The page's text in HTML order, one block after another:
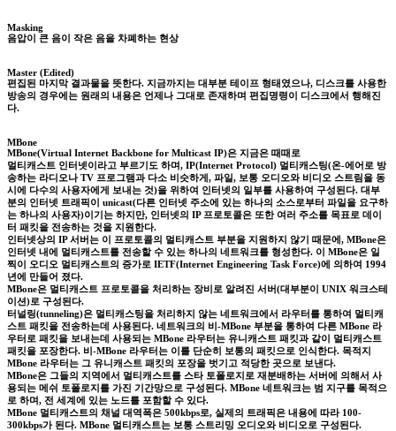
Masking
음압이 큰 음이 작은 음을 차폐하는 현상
Master (Edited)
편집된 마지막 결과물을 뜻한다. 지금까지는 대부분 테이프 형태였으나, 디스크를 사용한
방송의 경우에는 원래의 내용은 언제나 그대로 존재하며 편집명령이 디스크에서 행해진
다.
MBone
MBone(Virtual Internet Backbone for Multicast IP)은 지금은 때때로
멀티캐스트 인터넷이라고 부르기도 하며, IP(Internet Protocol) 멀티캐스팅(온-에어로 방
송하는 라디오나 TV 프로그램과 다소 비슷하게, 파일, 보통 오디오와 비디오 스트림을 동
시에 다수의 사용자에게 보내는 것)을 위하여 인터넷의 일부를 사용하여 구성된다. 대부
분의 인터넷 트래픽이 unicast(다른 인터넷 주소에 있는 하나의 소스로부터 파일을 요구하
는 하나의 사용자)이기는 하지만, 인터넷의 IP 프로토콜은 또한 여러 주소를 목표로 데이
터 패킷을 전송하는 것을 지원한다.
인터넷상의 IP 서버는 이 프로토콜의 멀티캐스트 부분을 지원하지 않기 때문에, MBone은
인터넷 내에 멀티캐스트를 전송할 수 있는 하나의 네트워크를 형성한다. 이 MBone은 일
찍이 오디오 멀티캐스트의 증가로 IETF(Internet Engineering Task Force)에 의하여 1994
년에 만들어 졌다.
MBone은 멀티캐스트 프로토콜을 처리하는 장비로 알려진 서버(대부분이 UNIX 워크스테
이션)로 구성된다.
터널링(tunneling)은 멀티캐스팅을 처리하지 않는 네트워크에서 라우터를 통하여 멀티캐
스트 패킷을 전송하는데 사용된다. 네트워크의 비-MBone 부분을 통하여 다른 MBone 라
우터로 패킷을 보내는데 사용되는 MBone 라우터는 유니캐스트 패킷과 같이 멀티캐스트
패킷을 포장한다. 비-MBone 라우터는 이를 단순히 보통의 패킷으로 인식한다. 목적지
MBone 라우터는 그 유니캐스트 패킷의 포장을 벗기고 적당한 곳으로 보낸다.
MBone은 그들의 지역에서 멀티캐스트를 스타 토폴로지로 재분배하는 서버에 의해서 사
용되는 메쉬 토폴로지를 가진 기간망으로 구성된다. MBone 네트워크는 범 지구를 목적으
로 하며, 전 세계에 있는 노드를 포함할 수 있다.
MBone 멀티캐스트의 채널 대역폭은 500kbps로, 실제의 트래픽은 내용에 따라 100-
300kbps가 된다. MBone 멀티캐스트는 보통 스트리밍 오디오와 비디오로 구성된다.